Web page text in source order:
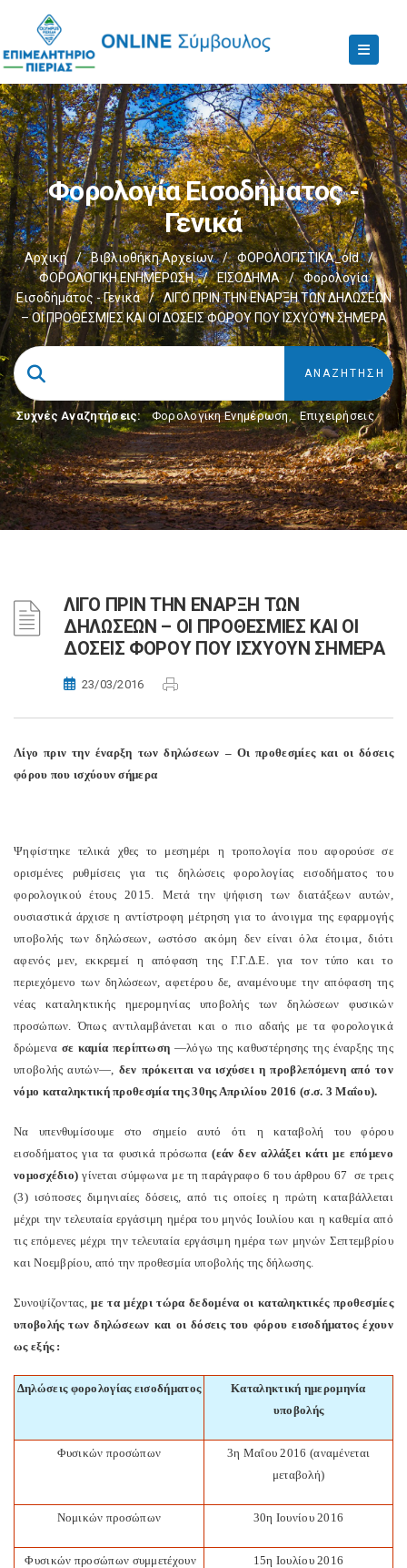
Φορολογία Εισοδήματος -
Γενικά
Αρχική / Βιβλιοθήκη Αρχείων / ΦΟΡΟΛΟΓΙΣΤΙΚΑ_old
/
ΦΟΡΟΛΟΓΙΚΗ ΕΝΗΜΕΡΩΣΗ
/ ΕΙΣΟΔΗΜΑ /
Φορολογία
Εισοδήματος - Γενικά
/
ΛΙΓΟ ΠΡΙΝ ΤΗΝ ΕΝΑΡΞΗ ΤΩΝ ΔΗΛΩΣΕΩΝ
– ΟΙ ΠΡΟΘΕΣΜΙΕΣ ΚΑΙ ΟΙ ΔΟΣΕΙΣ ΦΟΡΟΥ ΠΟΥ ΙΣΧΥΟΥΝ ΣΗΜΕΡΑ
Συχνές Αναζητήσεις: Φορολογικη Ενημέρωση, Επιχειρήσεις
ΛΙΓΟ ΠΡΙΝ ΤΗΝ ΕΝΑΡΞΗ ΤΩΝ
ΔΗΛΩΣΕΩΝ – ΟΙ ΠΡΟΘΕΣΜΙΕΣ ΚΑΙ ΟΙ
ΔΟΣΕΙΣ ΦΟΡΟΥ ΠΟΥ ΙΣΧΥΟΥΝ ΣΗΜΕΡΑ
23/03/2016
Λίγο πριν την έναρξη των δηλώσεων – Οι προθεσμίες και οι δόσεις
φόρου που ισχύουν σήμερα
Ψηφίστηκε τελικά χθες το μεσημέρι η τροπολογία που αφορούσε σε
ορισμένες ρυθμίσεις για τις δηλώσεις φορολογίας εισοδήματος του
φορολογικού έτους 2015. Μετά την ψήφιση των διατάξεων αυτών,
ουσιαστικά άρχισε η αντίστροφη μέτρηση για το άνοιγμα της εφαρμογής
υποβολής των δηλώσεων, ωστόσο ακόμη δεν είναι όλα έτοιμα, διότι
αφενός μεν, εκκρεμεί η απόφαση της Γ.Γ.Δ.Ε. για τον τύπο και το
περιεχόμενο των δηλώσεων, αφετέρου δε, αναμένουμε την απόφαση της
νέας καταληκτικής ημερομηνίας υποβολής των δηλώσεων φυσικών
προσώπων. Όπως αντιλαμβάνεται και ο πιο αδαής με τα φορολογικά
δρώμενα σε καμία περίπτωση —λόγω της καθυστέρησης της έναρξης της
υποβολής αυτών—, δεν πρόκειται να ισχύσει η προβλεπόμενη από τον
νόμο καταληκτική προθεσμία της 30ης Απριλίου 2016 (σ.σ. 3 Μαΐου).
Να υπενθυμίσουμε στο σημείο αυτό ότι η καταβολή του φόρου
εισοδήματος για τα φυσικά πρόσωπα(εάν δεν αλλάξει κάτι με επόμενο
νομοσχέδιο) γίνεται σύμφωνα με τη παράγραφο 6 του άρθρου 67 σε τρεις
(3) ισόποσες διμηνιαίες δόσεις, από τις οποίες η πρώτη καταβάλλεται
μέχρι την τελευταία εργάσιμη ημέρα του μηνός Ιουλίου και η καθεμία από
τις επόμενες μέχρι την τελευταία εργάσιμη ημέρα των μηνών Σεπτεμβρίου
και Νοεμβρίου, από την προθεσμία υποβολής της δήλωσης.
Συνοψίζοντας,με τα μέχρι τώρα δεδομένα οι καταληκτικές προθεσμίες
υποβολής των δηλώσεων και οι δόσεις του φόρου εισοδήματος έχουν
ως εξής :
Δηλώσεις φορολογίας εισοδήματος
Καταληκτική ημερομηνία
υποβολής
Φυσικών προσώπων
3η Μαΐου 2016 (αναμένεται
μεταβολή)
Νομικών προσώπων 30η Ιουνίου 2016
Φυσικών προσώπων συμμετέχουν
15η Ιουλίου 2016